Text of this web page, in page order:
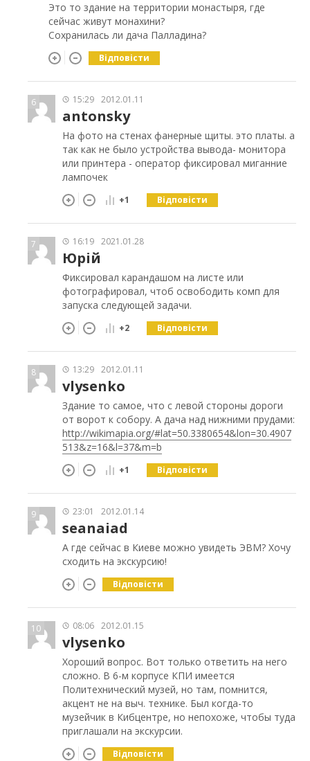
Это то здание на территории монастыря, где
сейчас живут монахини?
Сохранилась ли дача Палладина?
Відповісти
6 15:29 2012.01.11
antonsky
На фото на стенах фанерные щиты. это платы. а
так как не было устройства вывода- монитора
или принтера - оператор фиксировал миганние
лампочек
+1 Відповісти
7 16:19 2021.01.28
Юрій
Фиксировал карандашом на листе или
фотографировал, чтоб освободить комп для
запуска следующей задачи.
+2 Відповісти
8 13:29 2012.01.11
vlysenko
Здание то самое, что с левой стороны дороги
от ворот к собору. А дача над нижними прудами:
http://wikimapia.org/#lat=50.3380654&lon=30.4907
513&z=16&l=37&m=b
+1 Відповісти
9 23:01 2012.01.14
seanaiad
А где сейчас в Киеве можно увидеть ЭВМ? Хочу
сходить на экскурсию!
Відповісти
10 08:06 2012.01.15
vlysenko
Хороший вопрос. Вот только ответить на него
сложно. В 6-м корпусе КПИ имеется
Политехнический музей, но там, помнится,
акцент не на выч. технике. Был когда-то
музейчик в Кибцентре, но непохоже, чтобы туда
приглашали на экскурсии.
Відповісти